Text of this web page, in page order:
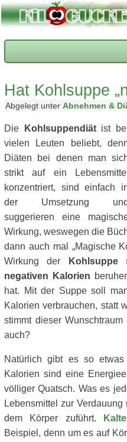
Hat Kohlsuppe
Abgelegt unter Abnehmen &
Die Kohlsuppendiätist
vielen Leuten beliebt,
Diäten bei denen man
strikt auf ein Lebensmittel
konzentriert, sind einfach
der Umsetzung und
suggerieren eine
Wirkung, weswegen die
dann auch mal „Magische
Wirkung der
Kohlsuppe
negativen Kalorien
hat. Mit der Suppe soll
Kalorien verbrauchen, statt
stimmt dieser
auch?
Natürlich gibt es so etwas
Kalorien sind eine
völliger Quatsch. Was es
Lebensmittel zur
dem Körper zuführt.
Beispiel, denn um es auf